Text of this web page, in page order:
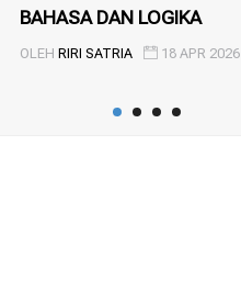
BAHASA DAN LOGIKA
OLEH RIRI SATRIA 18 APR 2026